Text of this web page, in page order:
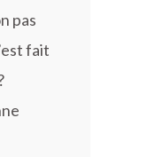
pas
fait